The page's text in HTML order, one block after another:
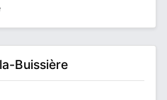
Buissière